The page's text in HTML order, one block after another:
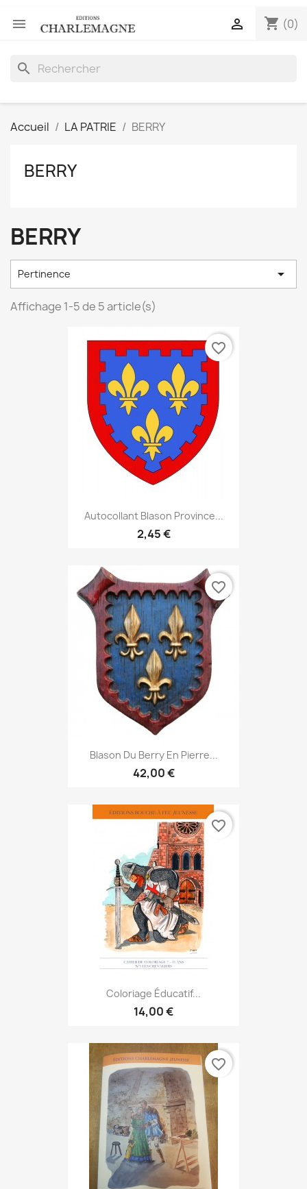
 shopping_cart (0)

search
Accueil LA PATRIE BERRY
BERRY
BERRY
Pertinence 
Affichage 1-5 de 5 article(s)
Autocollant Blason Province...
2,45 €
favorite_border
Blason Du Berry En Pierre...
42,00 €
favorite_border
Coloriage Éducatif...
14,00 €
favorite_border
favorite_border